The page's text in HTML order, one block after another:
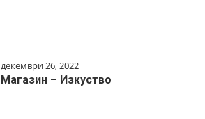
декември 26, 2022
Магазин – Изкуство